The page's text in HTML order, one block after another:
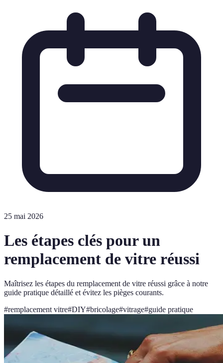
25 mai 2026
Les étapes clés pour un
remplacement de vitre réussi
Maîtrisez les étapes du remplacement de vitre réussi grâce à notre
guide pratique détaillé et évitez les pièges courants.
#remplacement vitre#DIY#bricolage#vitrage#guide pratique